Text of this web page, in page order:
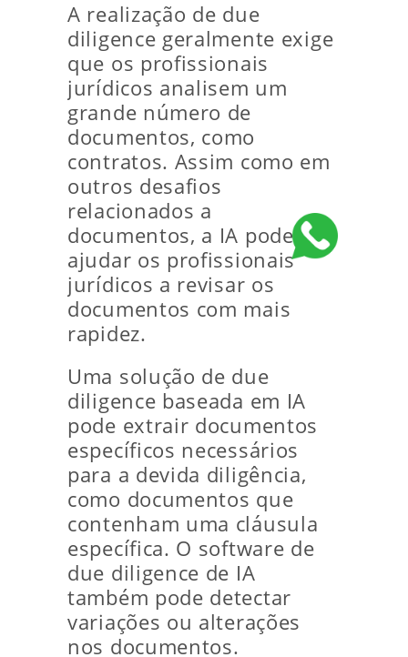
A realização de due
diligence geralmente exige
que os profissionais
jurídicos analisem um
grande número de
documentos, como
contratos. Assim como em
outros desafios
relacionados a
documentos, a IA pode
ajudar os profissionais
jurídicos a revisar os
documentos com mais
rapidez.
Uma solução de due
diligence baseada em IA
pode extrair documentos
específicos necessários
para a devida diligência,
como documentos que
contenham uma cláusula
específica. O software de
due diligence de IA
também pode detectar
variações ou alterações
nos documentos.